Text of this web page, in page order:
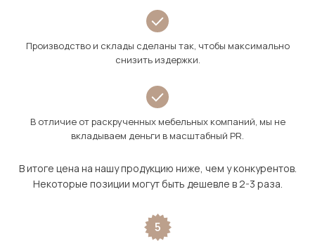
Производство и склады сделаны так, чтобы максимально
снизить издержки.
В отличие от раскрученных мебельных компаний, мы не
вкладываем деньги в масштабный PR.
В итоге цена на нашу продукцию ниже, чем у конкурентов.
Некоторые позиции могут быть дешевле в 2-3 раза.
5